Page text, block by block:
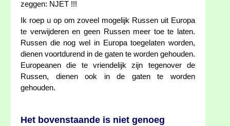
zeggen: NJET !!!
Ik roep u op om zoveel mogelijk Russen uit Europa
te verwijderen en geen Russen meer toe te laten.
Russen die nog wel in Europa toegelaten worden,
dienen voortdurend in de gaten te worden gehouden.
Europeanen die te vriendelijk zijn tegenover de
Russen, dienen ook in de gaten te worden
gehouden.
Het bovenstaande is niet genoeg